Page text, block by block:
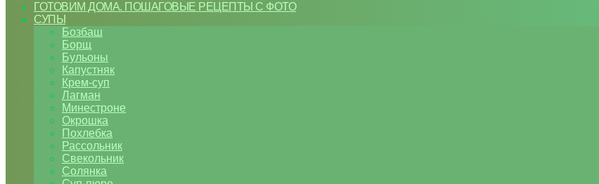
ГОТОВИМ ДОМА. ПОШАГОВЫЕ РЕЦЕПТЫ С ФОТО
СУПЫ
Бозбаш
Борщ
Бульоны
Капустняк
Крем-суп
Лагман
Минестроне
Окрошка
Похлебка
Рассольник
Свекольник
Солянка